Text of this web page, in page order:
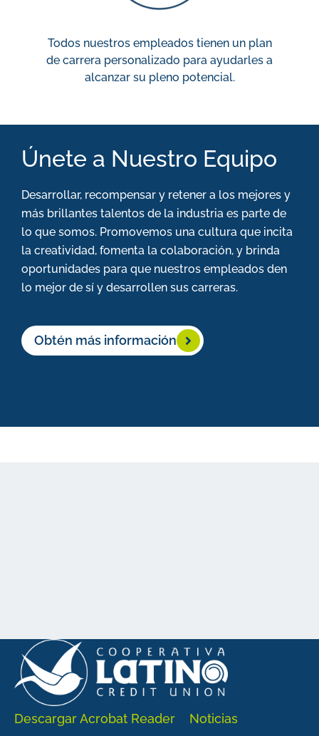
Todos nuestros empleados tienen un plan
de carrera personalizado para ayudarles a
alcanzar su pleno potencial.
Únete a Nuestro Equipo
Desarrollar, recompensar y retener a los mejores y
más brillantes talentos de la industria es parte de
lo que somos. Promovemos una cultura que incita
la creatividad, fomenta la colaboración, y brinda
oportunidades para que nuestros empleados den
lo mejor de sí y desarrollen sus carreras.
Obtén más información
Descargar Acrobat Reader Noticias